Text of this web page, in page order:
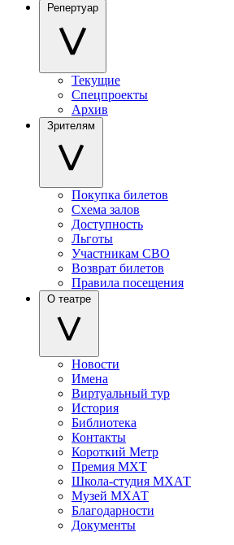
Репертуар
Текущие
Спецпроекты
Архив
Зрителям
Покупка билетов
Схема залов
Доступность
Льготы
Участникам СВО
Возврат билетов
Правила посещения
О театре
Новости
Имена
Виртуальный тур
История
Библиотека
Контакты
Короткий Метр
Премия МХТ
Школа-студия МХАТ
Музей МХАТ
Благодарности
Документы